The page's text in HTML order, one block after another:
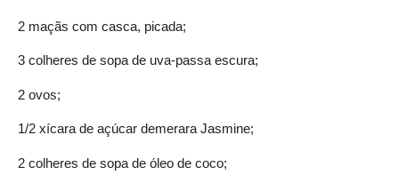
2 maçãs com casca, picada;
3 colheres de sopa de uva-passa escura;
2 ovos;
1/2 xícara de açúcar demerara Jasmine;
2 colheres de sopa de óleo de coco;